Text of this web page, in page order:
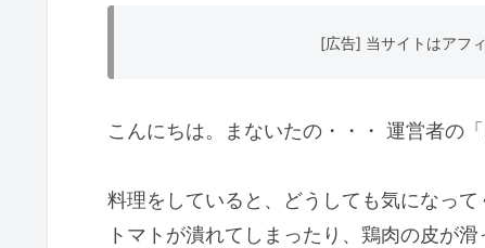
[広告] 当サイトはアフ
こんにちは。まないたの・・・ 運営者の「
料理をしていると、どうしても気になって
トマトが潰れてしまったり、鶏肉の皮が